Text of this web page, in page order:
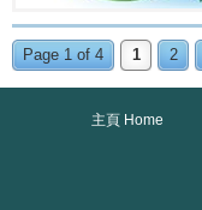
Page 1 of 4 1 2
主頁 Home